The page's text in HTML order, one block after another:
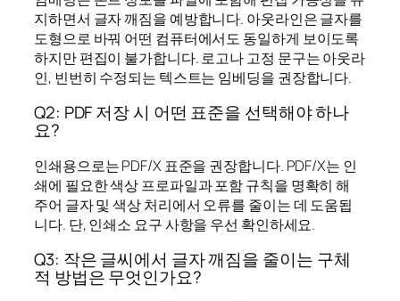
지하면서 글자 깨짐을 예방합니다. 아웃라인은 글자를
도형으로 바꿔 어떤 컴퓨터에서도 동일하게 보이도록
하지만 편집이 불가합니다. 로고나 고정 문구는 아웃라
인, 빈번히 수정되는 텍스트는 임베딩을 권장합니다.
Q2: PDF 저장 시 어떤 표준을 선택해야 하나
요?
인쇄용으로는 PDF/X 표준을 권장합니다. PDF/X는 인
쇄에 필요한 색상 프로파일과 포함 규칙을 명확히 해
주어 글자 및 색상 처리에서 오류를 줄이는 데 도움됩
니다. 단, 인쇄소 요구 사항을 우선 확인하세요.
Q3: 작은 글씨에서 글자 깨짐을 줄이는 구체
적 방법은 무엇인가요?